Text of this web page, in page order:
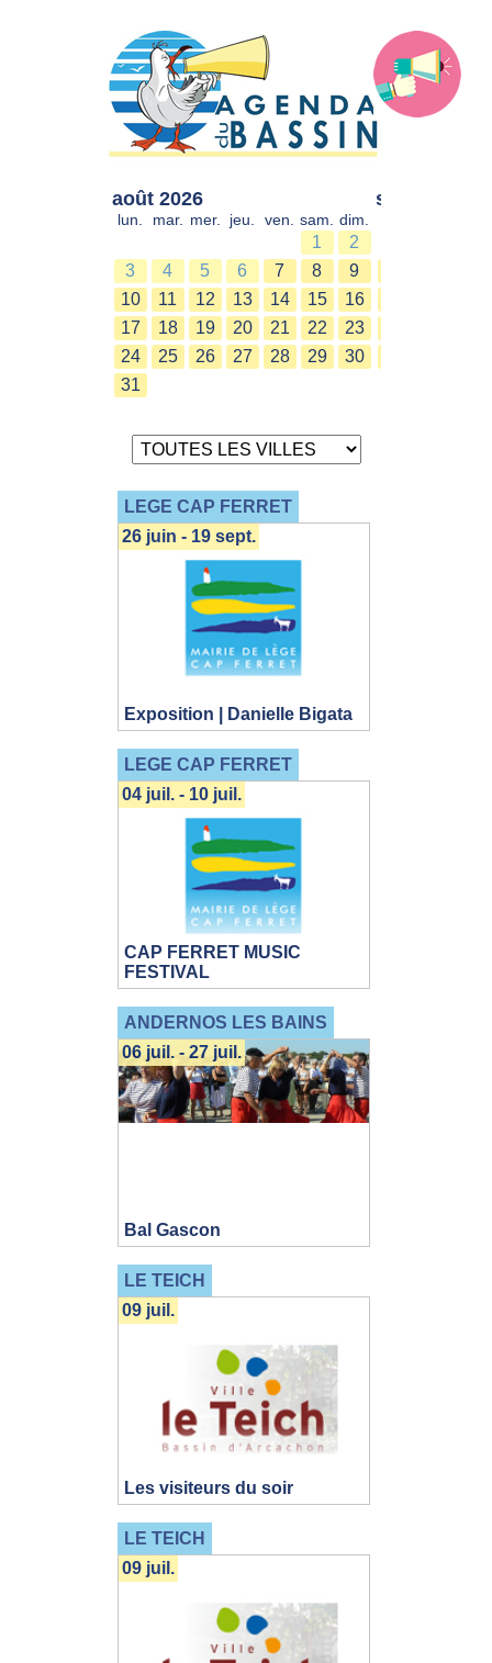
août 2026
lun. mar. mer. jeu. ven. sam. dim.
1
2
3
4 5 6 7 8
9
10
11 12 13 14 15
16
17
18 19 20 21 22
23
24
25 26 27 28 29
30
31
sept. 2026
LEGE CAP FERRET
Exposition | Danielle Bigata
26 juin - 19 sept.
LEGE CAP FERRET
CAP FERRET MUSIC
FESTIVAL
04 juil. - 10 juil.
ANDERNOS LES BAINS
Bal Gascon
06 juil. - 27 juil.
LE TEICH
Les visiteurs du soir
09 juil.
LE TEICH
09 juil.